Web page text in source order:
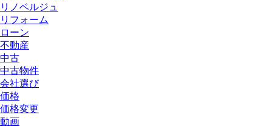
リノベルジュ
リフォーム
ローン
不動産
中古
中古物件
会社選び
価格
価格変更
動画